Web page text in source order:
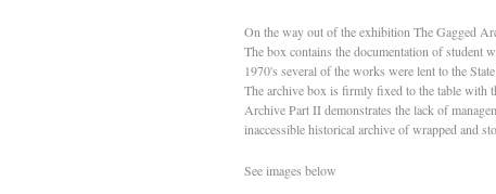
On the way out of the exhibition The Gagged
The box contains the documentation of student
1970's several of the works were lent to the
The archive box is firmly fixed to the table with
Archive Part II demonstrates the lack of
inaccessible historical archive of wrapped and
See images below